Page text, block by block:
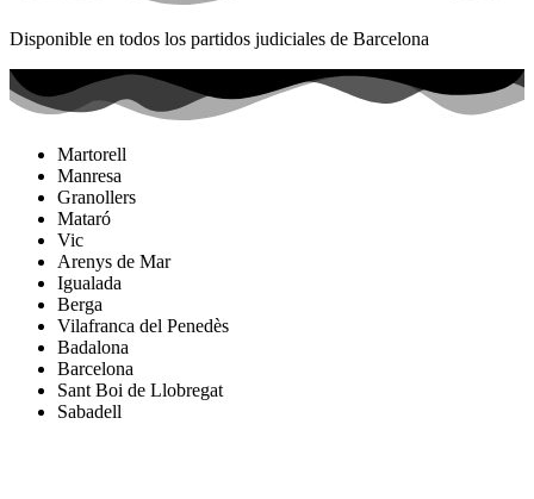
Disponible en todos los partidos judiciales de Barcelona
Martorell
Manresa
Granollers
Mataró
Vic
Arenys de Mar
Igualada
Berga
Vilafranca del Penedès
Badalona
Barcelona
Sant Boi de Llobregat
Sabadell